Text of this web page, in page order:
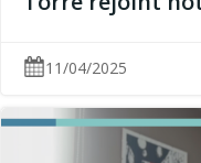
11/04/2025